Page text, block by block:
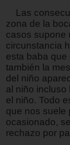
Las
zona de la
casos supone
circunstancia
esta baba
también la
del niño
al niño
el niño. Todo
que nos suele
ocasionado,
rechazo por